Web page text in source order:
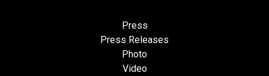
Press
Press Releases
Photo
Video